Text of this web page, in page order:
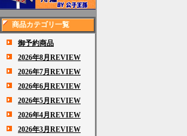
商品カテゴリ一覧
御予約商品
2026年8月REVIEW
2026年7月REVIEW
2026年6月REVIEW
2026年5月REVIEW
2026年4月REVIEW
2026年3月REVIEW